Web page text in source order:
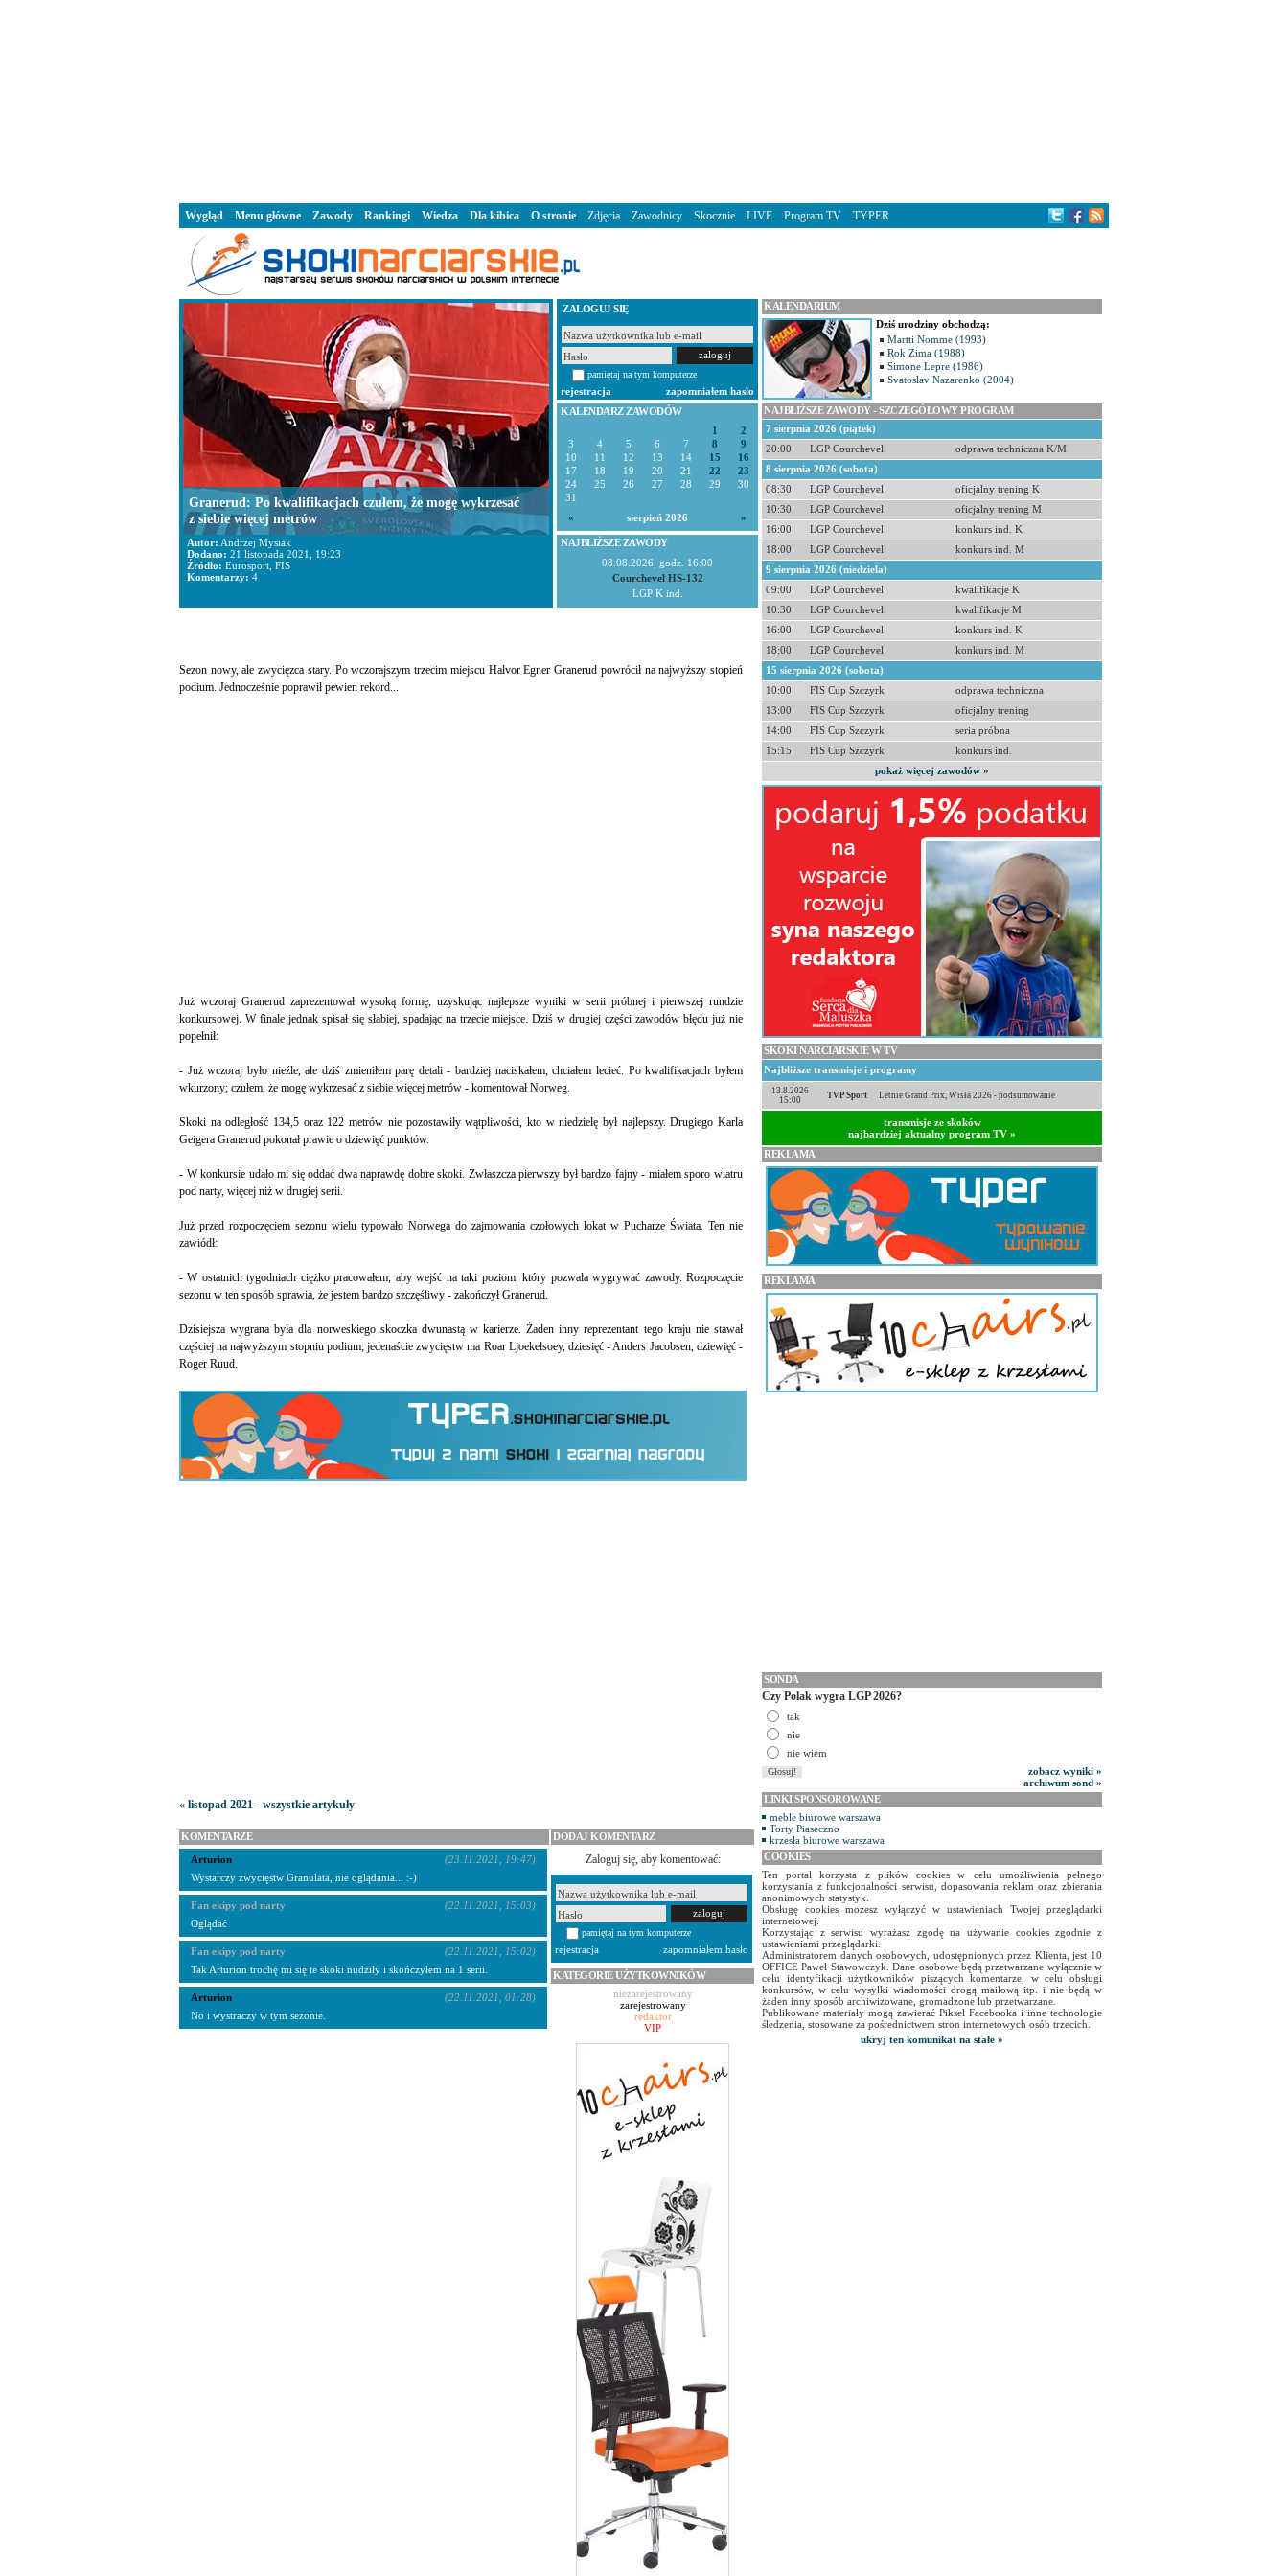
ZALOGUJ SIĘ
pamiętaj na tym komputerze
rejestracja
zapomniałem hasło
KALENDARZ ZAWODÓW
1
2
3
4 5 6 7 8
9
10
11 12 13 14 15
16
17
18 19 20 21 22
23
24
25 26 27 28 29
30
31
«
sierpień 2026 »
NAJBLIŻSZE ZAWODY
08.08.2026, godz. 16:00
Courchevel HS-132
LGP K ind.
Sezon nowy, ale zwycięzca stary. Po wczorajszym trzecim miejscu Halvor Egner Granerud powrócił na najwyższy stopień
podium. Jednocześnie poprawił pewien rekord...
Już wczoraj Granerud zaprezentował wysoką formę, uzyskując najlepsze wyniki w serii próbnej i pierwszej rundzie
konkursowej. W finale jednak spisał się słabiej, spadając na trzecie miejsce. Dziś w drugiej części zawodów błędu już nie
popełnił:
- Już wczoraj było nieźle, ale dziś zmieniłem parę detali - bardziej naciskałem, chciałem lecieć. Po kwalifikacjach byłem
wkurzony; czułem, że mogę wykrzesać z siebie więcej metrów - komentował Norweg.
Skoki na odległość 134,5 oraz 122 metrów nie pozostawiły wątpliwości, kto w niedzielę był najlepszy. Drugiego Karla
Geigera Granerud pokonał prawie o dziewięć punktów.
- W konkursie udało mi się oddać dwa naprawdę dobre skoki. Zwłaszcza pierwszy był bardzo fajny - miałem sporo wiatru
pod narty, więcej niż w drugiej serii.
Już przed rozpoczęciem sezonu wielu typowało Norwega do zajmowania czołowych lokat w Pucharze Świata. Ten nie
zawiódł:
- W ostatnich tygodniach ciężko pracowałem, aby wejść na taki poziom, który pozwala wygrywać zawody. Rozpoczęcie
sezonu w ten sposób sprawia, że jestem bardzo szczęśliwy - zakończył Granerud.
Dzisiejsza wygrana była dla norweskiego skoczka dwunastą w karierze. Żaden inny reprezentant tego kraju nie stawał
częściej na najwyższym stopniu podium; jedenaście zwycięstw ma Roar Ljoekelsoey, dziesięć - Anders Jacobsen, dziewięć -
Roger Ruud.
« listopad 2021 - wszystkie artykuły
KOMENTARZE
Arturion
Wystarczy zwycięstw Granulata, nie oglądania... :-)
(23.11.2021, 19:47)
Fan ekipy pod narty
Oglądać
(22.11.2021, 15:03)
Fan ekipy pod narty
Tak Arturion trochę mi się te skoki nudziły i skończyłem na 1 serii.
(22.11.2021, 15:02)
Arturion
No i wystraczy w tym sezonie.
(22.11.2021, 01:28)
DODAJ KOMENTARZ
Zaloguj się, aby komentować:
pamiętaj na tym komputerze
rejestracja
zapomniałem hasło
KATEGORIE UŻYTKOWNIKÓW
niezarejestrowany
zarejestrowany
redaktor
VIP
Granerud: Po kwalifikacjach czułem, że mogę wykrzesać
z siebie więcej metrów
Autor: Andrzej Mysiak
Dodano: 21 listopada 2021, 19:23
Źródło: Eurosport, FIS
Komentarzy: 4
KALENDARIUM
Dziś urodziny obchodzą:
Martti Nomme (1993)
Rok Zima (1988)
Simone Lepre (1986)
Svatoslav Nazarenko (2004)
NAJBLIŻSZE ZAWODY - SZCZEGÓŁOWY PROGRAM
7 sierpnia 2026 (piątek)
20:00
LGP Courchevel
odprawa techniczna K/M
8 sierpnia 2026 (sobota)
08:30
LGP Courchevel
oficjalny trening K
10:30
LGP Courchevel
oficjalny trening M
16:00
LGP Courchevel
konkurs ind. K
18:00
LGP Courchevel
konkurs ind. M
9 sierpnia 2026 (niedziela)
09:00
LGP Courchevel
kwalifikacje K
10:30
LGP Courchevel
kwalifikacje M
16:00
LGP Courchevel
konkurs ind. K
18:00
LGP Courchevel
konkurs ind. M
15 sierpnia 2026 (sobota)
10:00
FIS Cup Szczyrk
odprawa techniczna
13:00
FIS Cup Szczyrk
oficjalny trening
14:00
FIS Cup Szczyrk
seria próbna
15:15
FIS Cup Szczyrk
konkurs ind.
pokaż więcej zawodów »
SKOKI NARCIARSKIE W TV
Najbliższe transmisje i programy
13.8.2026
15:00
TVP Sport Letnie Grand Prix, Wisła 2026 - podsumowanie
transmisje ze skoków
najbardziej aktualny program TV »
REKLAMA
REKLAMA
SONDA
Czy Polak wygra LGP 2026?
tak
nie
nie wiem
zobacz wyniki »
archiwum sond »
LINKI SPONSOROWANE
meble biurowe warszawa
Torty Piaseczno
krzesła biurowe warszawa
COOKIES
Ten portal korzysta z plików cookies w celu umożliwienia pełnego
korzystania z funkcjonalności serwisu, dopasowania reklam oraz zbierania
anonimowych statystyk.
Obsługę cookies możesz wyłączyć w ustawieniach Twojej przeglądarki
internetowej.
Korzystając z serwisu wyrażasz zgodę na używanie cookies zgodnie z
ustawieniami przeglądarki.
Administratorem danych osobowych, udostępnionych przez Klienta, jest 10
OFFICE Paweł Stawowczyk. Dane osobowe będą przetwarzane wyłącznie w
celu identyfikacji użytkowników piszących komentarze, w celu obsługi
konkursów, w celu wysyłki wiadomości drogą mailową itp. i nie będą w
żaden inny sposób archiwizowane, gromadzone lub przetwarzane.
Publikowane materiały mogą zawierać Piksel Facebooka i inne technologie
śledzenia, stosowane za pośrednictwem stron internetowych osób trzecich.
ukryj ten komunikat na stałe »
Wygląd Menu główne Zawody Rankingi Wiedza Dla kibica O stronie Zdjęcia Zawodnicy Skocznie LIVE Program TV TYPER